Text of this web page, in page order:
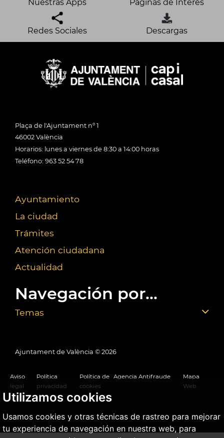
Utilizamos cookies
Usamos cookies y otras técnicas de rastreo para mejorar
tu experiencia de navegación en nuestra web, para
Nuestras Apps Páginas de Interés
Redes Sociales Descargas
Plaça de l'Ajuntament nº 1
46002 València
Horarios: lunes a viernes de 8:30 a 14:00 horas
Teléfono: 963 52 54 78
Ayuntamiento
La ciudad
Trámites
Atención ciudadana
Actualidad
Navegación por...
Temas
Ajuntament de València © 2026
Aviso
legal
Política
privacidad
Política de
cookies
Agencia Antifraude
Mapa
Web